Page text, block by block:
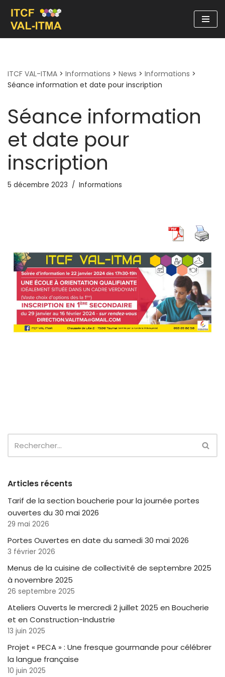
Aller
au
ITCF VAL-ITMA > Informations > News > Informations >
Séance information et date pour inscription
Séance information
et date pour
inscription
5 décembre 2023 Informations
Articles récents
Tarif de la section boucherie pour la journée portes
ouvertes du 30 mai 2026
29 mai 2026
Portes Ouvertes en date du samedi 30 mai 2026
3 février 2026
Menus de la cuisine de collectivité de septembre 2025
à novembre 2025
26 septembre 2025
Ateliers Ouverts le mercredi 2 juillet 2025 en Boucherie
et en Construction-Industrie
13 juin 2025
Projet « PECA » : Une fresque gourmande pour célébrer
la langue française
10 juin 2025